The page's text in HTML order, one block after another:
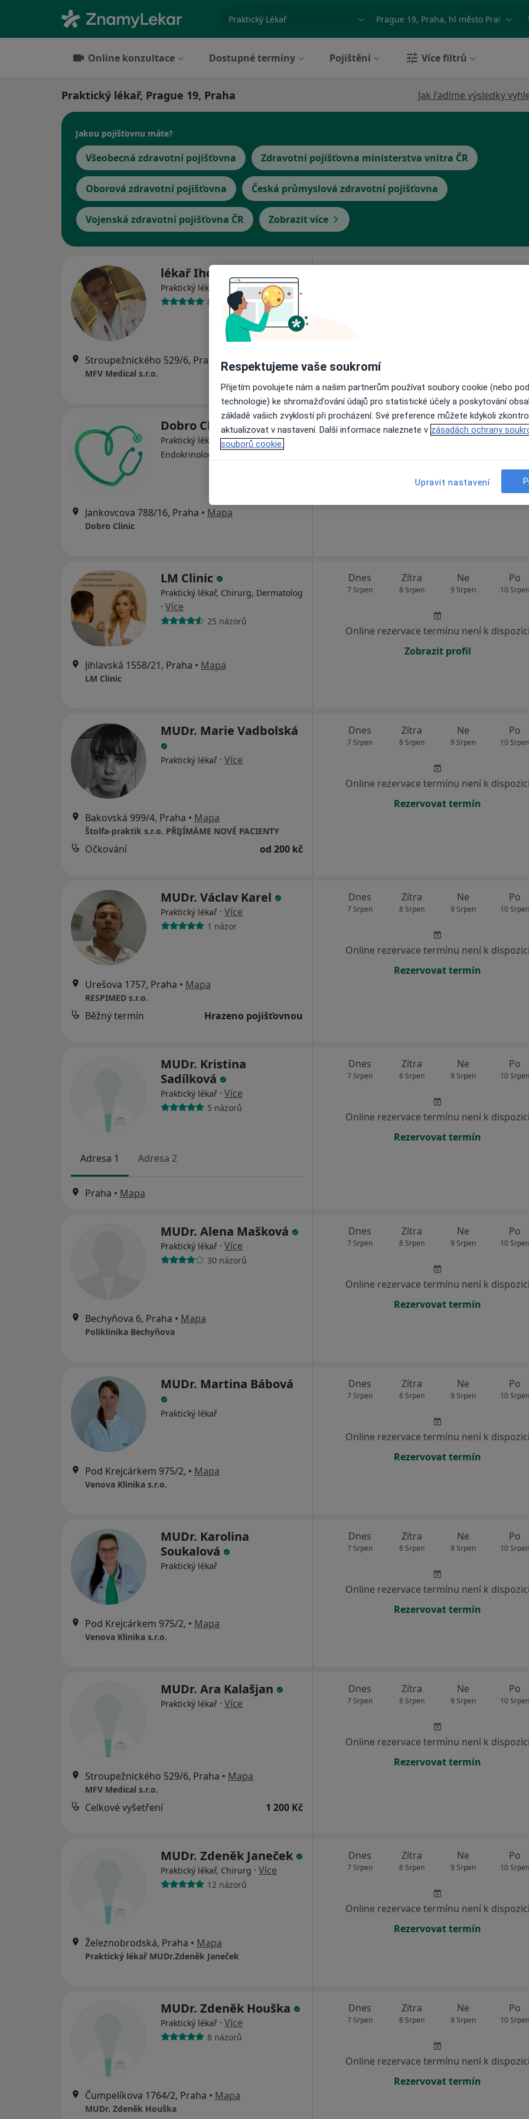
specializace, nemoc nebo příjmení
Online konzultace Dostupné termíny Pojištění Více filtrů
Praktický lékař, Prague 19, Praha Jak řadíme výsledky
Jakou pojišťovnu máte?
Všeobecná zdravotní pojišťovna Zdravotní pojišťovna ministerstva vnitra ČR
Oborová zdravotní pojišťovna Česká průmyslová zdravotní pojišťovna
Vojenská zdravotní pojišťovna ČR Zobrazit více
lékař Ihor Kistechko
Praktický lékař Více
88 názorů
Stroupežnického 529/6, Praha •
MFV Medical s.r.o.
Dobro Clinic
Praktický lékař, Dermatolog,
Endokrinolog
Více
Jankovcova 788/16, Praha • Mapa
Dobro Clinic
Dnes Zítra Ne
9 Srpen
Po
10
Online rezervace termínu není k
LM Clinic
Praktický lékař, Chirurg, Dermatolog
· Více
25 názorů
Jihlavská 1558/21, Praha • Mapa
LM Clinic
Dnes
7 Srpen
Zítra
8 Srpen
Ne
9 Srpen
Po
10 Srpen
Online rezervace termínu není k dispozici
Zobrazit profil
MUDr. Marie Vadbolská
Praktický lékař · Více
Bakovská 999/4, Praha • Mapa
Štolfa-praktik s.r.o. PŘIJÍMÁME NOVÉ PACIENTY
Očkování od 200 kč
Dnes
7 Srpen
Zítra
8 Srpen
Ne
9 Srpen
Po
10 Srpen
Online rezervace termínu není k dispozici
Rezervovat termín
MUDr. Václav Karel
Praktický lékař · Více
1 názor
Urešova 1757, Praha • Mapa
RESPIMED s.r.o.
Běžný termín Hrazeno pojišťovnou
Dnes
7 Srpen
Zítra
8 Srpen
Ne
9 Srpen
Po
10 Srpen
Online rezervace termínu není k dispozici
Rezervovat termín
MUDr. Kristina
Sadílková
Praktický lékař · Více
5 názorů
Adresa 1 Adresa 2
Praha • Mapa
Dnes
7 Srpen
Zítra
8 Srpen
Ne
9 Srpen
Po
10 Srpen
Online rezervace termínu není k dispozici
Rezervovat termín
MUDr. Alena Mašková
Praktický lékař · Více
30 názorů
Bechyňova 6, Praha • Mapa
Poliklinika Bechyňova
Dnes
7 Srpen
Zítra
8 Srpen
Ne
9 Srpen
Po
10 Srpen
Online rezervace termínu není k dispozici
Rezervovat termín
MUDr. Martina Bábová
Praktický lékař
Pod Krejcárkem 975/2, • Mapa
Venova Klinika s.r.o.
Dnes
7 Srpen
Zítra
8 Srpen
Ne
9 Srpen
Po
10 Srpen
Online rezervace termínu není k dispozici
Rezervovat termín
MUDr. Karolina
Soukalová
Praktický lékař
Pod Krejcárkem 975/2, • Mapa
Venova Klinika s.r.o.
Dnes
7 Srpen
Zítra
8 Srpen
Ne
9 Srpen
Po
10 Srpen
Online rezervace termínu není k dispozici
Rezervovat termín
MUDr. Ara Kalašjan
Praktický lékař · Více
Stroupežnického 529/6, Praha • Mapa
MFV Medical s.r.o.
Celkové vyšetření 1 200 Kč
Dnes
7 Srpen
Zítra
8 Srpen
Ne
9 Srpen
Po
10 Srpen
Online rezervace termínu není k dispozici
Rezervovat termín
MUDr. Zdeněk Janeček
Praktický lékař, Chirurg · Více
12 názorů
Železnobrodská, Praha • Mapa
Praktický lékař MUDr.Zdeněk Janeček
Dnes
7 Srpen
Zítra
8 Srpen
Ne
9 Srpen
Po
10 Srpen
Online rezervace termínu není k dispozici
Rezervovat termín
MUDr. Zdeněk Houška
Praktický lékař · Více
8 názorů
Čumpelíkova 1764/2, Praha • Mapa
MUDr. Zdeněk Houška
Dnes
7 Srpen
Zítra
8 Srpen
Ne
9 Srpen
Po
10 Srpen
Online rezervace termínu není k dispozici
Rezervovat termín
Respektujeme vaše soukromí
Přijetím povolujete nám a našim partnerům používat soubory cookie (nebo
technologie) ke shromažďování údajů pro statistické účely a poskytování
základě vašich zvyklostí při procházení. Své preference můžete kdykoli
aktualizovat v nastavení. Další informace naleznete v zásadách ochrany
souborů cookie.
Upravit nastavení